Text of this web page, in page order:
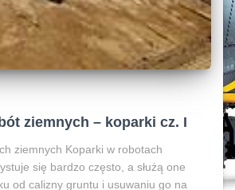
ziemnych – koparki cz. I
ziemnych Koparki w robotach
się bardzo często, a służą one
od calizny gruntu i usuwaniu go na